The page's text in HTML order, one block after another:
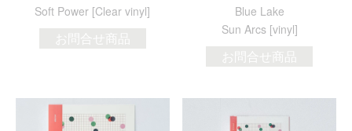
Soft Power [Clear vinyl]
お問合せ商品
Blue Lake
Sun Arcs [vinyl]
お問合せ商品